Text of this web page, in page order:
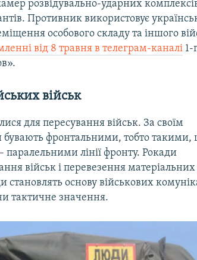
розвідувально-ударних
Противник використовує
особового складу та іншого
від 8 травня в телеграм-каналі 1-
військ
для пересування військ. За своїм
бувають фронтальними, тобто такими,
паралельними лінії фронту. Рокади
військ і перевезення матеріальних
становлять основу військових
тактичне значення.